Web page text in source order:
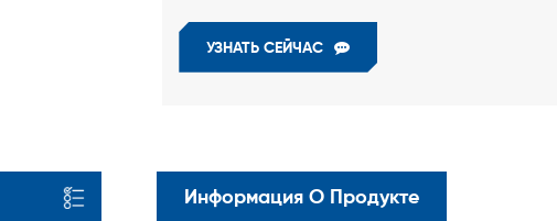
УЗНАТЬ СЕЙЧАС
Информация О Продукте